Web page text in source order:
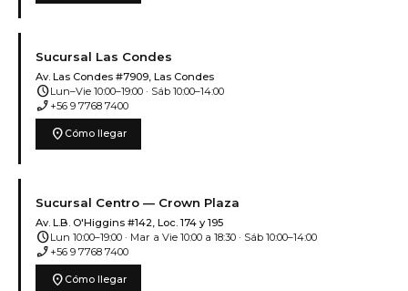
Sucursal Las Condes
Av. Las Condes #7909, Las Condes
scheduleLun–Vie 10:00–19:00 · Sáb 10:00–14:00
phone_enabled +56 9 7768 7400
location_on Cómo llegar
Sucursal Centro — Crown Plaza
Av. L.B. O'Higgins #142, Loc. 174 y 195
scheduleLun 10:00–19:00 · Mar a Vie 10:00 a 18:30 · Sáb 10:00–14:00
phone_enabled +56 9 7768 7400
location_on Cómo llegar